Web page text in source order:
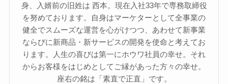
身、入婿前の旧姓は 西本。現在入社33年で専務取締役
を努めております。自身はマーケターとして全事業の
健全でスムーズな運営を心がけつつ、あわせて新事業
ならびに新商品・新サービスの開発を使命と考えてお
ります。人生の喜びは第一にホウワ社員の幸せ。それ
からお客様をはじめとしてご縁があった方々の幸せ。
座右の銘は「素直で正直」です。